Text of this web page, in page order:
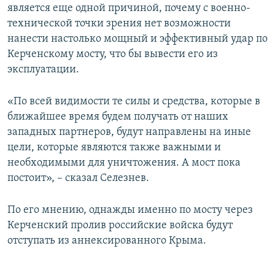
является еще одной причиной, почему с военно-
технической точки зрения нет возможности
нанести настолько мощный и эффективный удар по
Керченскому мосту, что бы вывести его из
эксплуатации.
«По всей видимости те силы и средства, которые в
ближайшее время будем получать от наших
западных партнеров, будут направлены на иные
цели, которые являются также важными и
необходимыми для уничтожения. А мост пока
постоит», – сказал Селезнев.
По его мнению, однажды именно по мосту через
Керченский пролив российские войска будут
отступать из аннексированного Крыма.